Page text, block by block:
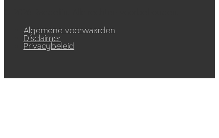
Algemene voorwaarden
Disclaimer
Privacybeleid